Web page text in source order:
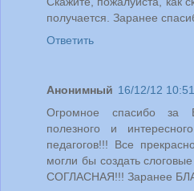
получается. Заранее
Ответить
Анонимный 16/12/12
Огромное спасибо
полезного и
педагогов!!! Все
могли бы создать
СОГЛАСНАЯ!!! Заранее